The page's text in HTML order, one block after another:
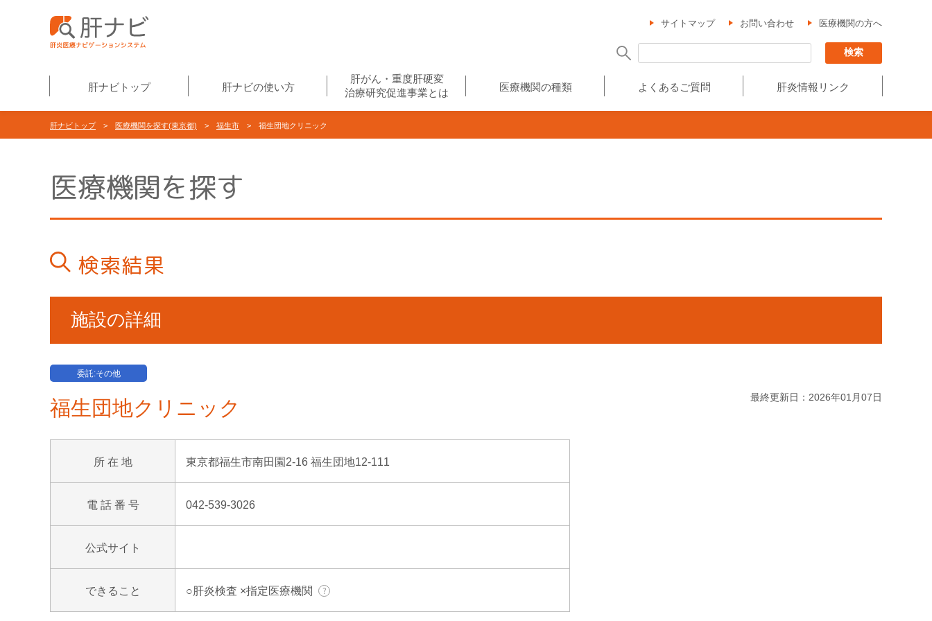
サイトマップ お問い合わせ 医療機関の方へ
肝ナビトップ 肝ナビの使い方
肝がん・重度肝硬変
治療研究促進事業とは
医療機関の種類 よくあるご質問 肝炎情報リンク
肝ナビトップ> 医療機関を探す(東京都) > 福生市 > 福生団地クリニック
医療機関を探す
検索結果
施設の詳細
委託:その他
福生団地クリニック
所 在 地 東京都福生市南田園2-16 福生団地12-111
電 話 番 号 042-539-3026
公式サイト
できること ○肝炎検査 ×指定医療機関
最終更新日：2026年01月07日